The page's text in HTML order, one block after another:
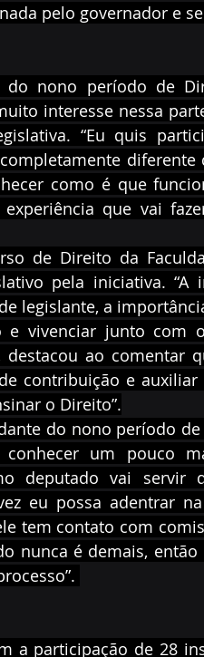
pelo governador e
do nono período de
interesse nessa
“Eu quis
como é que
que vai
de Direito da
pela iniciativa.
legislante, a
e vivenciar junto com
destacou ao comentar
contribuição e
o Direito”.
do nono período
conhecer um pouco
deputado vai servir
eu possa adentrar
tem contato com
nunca é demais,
a participação de 28